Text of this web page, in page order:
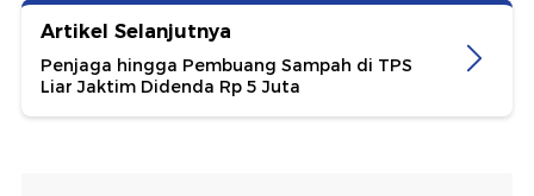
Artikel Selanjutnya
Penjaga hingga Pembuang Sampah di TPS
Liar Jaktim Didenda Rp 5 Juta